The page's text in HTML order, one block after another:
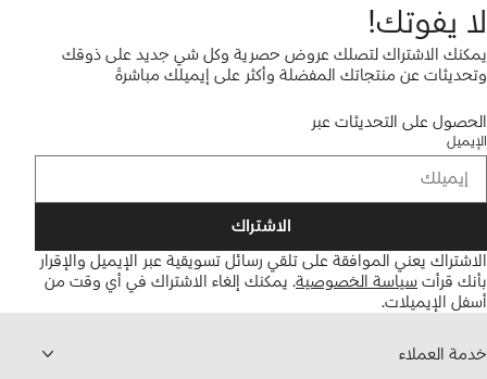
لا يفوتك!
يمكنك الاشتراك لتصلك عروض حصرية وكل شي جديد على ذوقك
وتحديثات عن منتجاتك المفضلة وأكثر على إيميلك مباشرةً
الحصول على التحديثات عبر
الإيميل
الاشتراك
الاشتراك يعني الموافقة على تلقي رسائل تسويقية عبر الإيميل والإقرار
بأنك قرأت سياسة الخصوصية. يمكنك إلغاء الاشتراك في أي وقت من
أسفل الإيميلات.
خدمة العملاء